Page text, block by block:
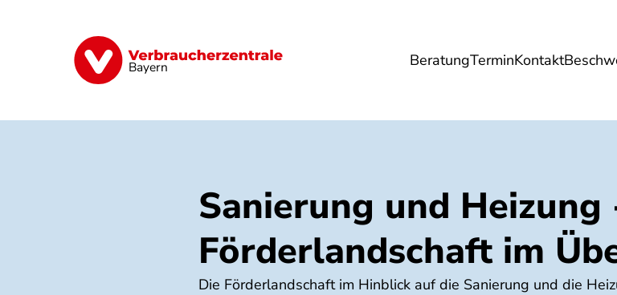
Bayern BeratungTerminKontakt
Finanzen Digitales Lebensmittel Umwelt Gesundheit
Sanierung und Heizung
Förderlandschaft im
Die Förderlandschaft im Hinblick auf die Sanierung und die